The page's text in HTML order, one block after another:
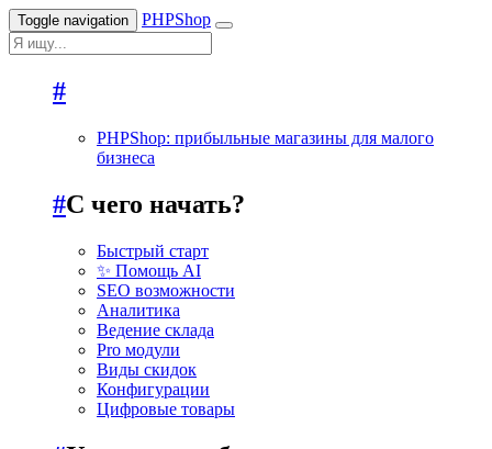
Toggle navigation PHPShop
#
PHPShoр: прибыльные магазины для малого
бизнеса
#С чего начать?
Быстрый старт
✨ Помощь AI
SEO возможности
Аналитика
Ведение склада
Pro модули
Виды скидок
Конфигурации
Цифровые товары